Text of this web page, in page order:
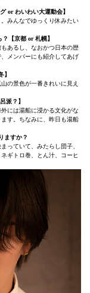
or わいわい大運動会】
みんなでゆっくり休みたい
【京都 or 札幌】
あるし、なおかつ日本の歴
メンバーにも紹介してあげ
の景色が一番きれいに見え
派？】
には湯船に浸かる文化がな
す。ちなみに、昨日も湯船
ますか？
っていて、みたらし団子、
ギトロ巻、とん汁、コーヒ